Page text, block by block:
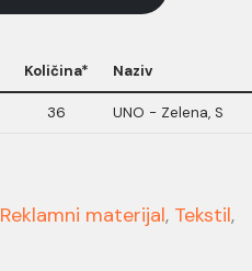
Količina* Naziv
36 UNO - Zelena, S
Reklamni materijal, Tekstil,